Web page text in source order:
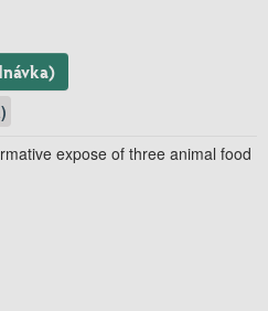
expose of three animal food